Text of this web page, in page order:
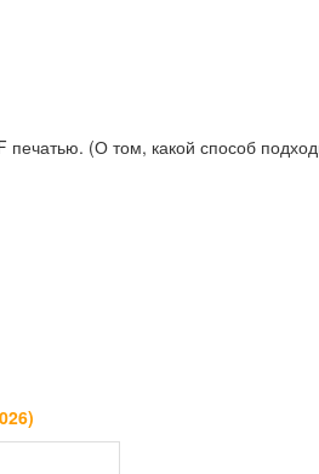
(О том, какой способ
)